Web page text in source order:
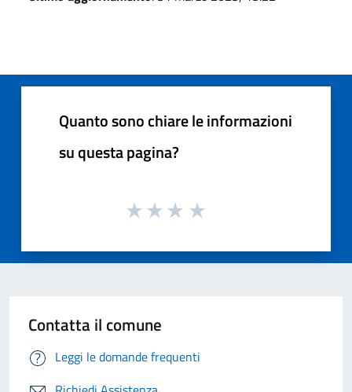
Quanto sono chiare le informazioni
su questa pagina?
Contatta il comune
Leggi le domande frequenti